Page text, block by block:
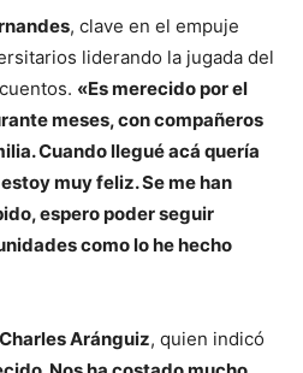
, clave en el empuje
liderando la jugada del
«Es merecido por el
meses, con compañeros
Cuando llegué acá quería
estoy muy feliz. Se me han
espero poder seguir
como lo he hecho
Charles Aránguiz, quien indicó